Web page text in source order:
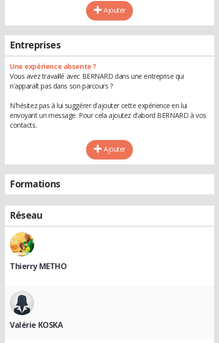
Ajouter
Entreprises
Une expérience absente ?
Vous avez travaillé avec BERNARD dans une entreprise qui
n'apparaît pas dans son parcours ?
N'hésitez pas à lui suggérer d'ajouter cette expérience en lui
envoyant un message. Pour cela ajoutez d'abord BERNARD à vos
contacts.
Ajouter
Formations
Réseau
Thierry METHO
Valérie KOSKA